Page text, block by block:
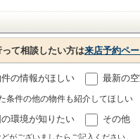
て相談したい方は来店予約ペ
件の情報がほしい 最新の
条件の他の物件も紹介してほしい
環境が知りたい その他
がございましたらご記入ください。